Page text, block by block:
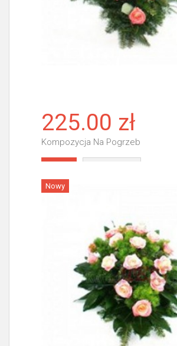
225.00 zł
Kompozycja Na Pogrzeb
Nowy